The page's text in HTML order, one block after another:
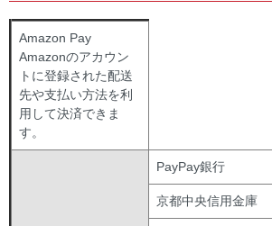
Amazon Pay
Amazonのアカウン
トに登録された配送
先や支払い方法を利
用して決済できま
す。
PayPay銀行
京都中央信用金庫